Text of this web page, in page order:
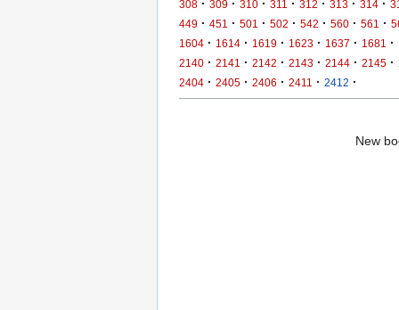
308 · 309 · 310 · 311 · 312 · 313 · 314 ·
449 · 451 · 501 · 502 · 542 · 560 · 561 ·
1604 · 1614 · 1619 · 1623 · 1637 · 1681 ·
2140 · 2141 · 2142 · 2143 · 2144 · 2145 ·
2404 · 2405 · 2406 · 2411 · 2412 ·
New